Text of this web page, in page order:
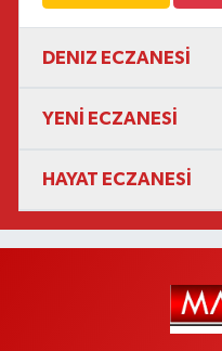
DENIZ ECZANESİ
YENİ ECZANESİ
HAYAT ECZANESİ